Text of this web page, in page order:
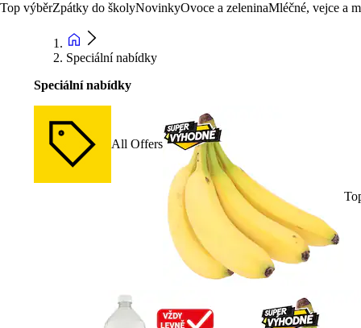
Top výběrZpátky do školyNovinkyOvoce a zeleninaMléčné, vejce a
Speciální nabídky
Speciální nabídky
All Offers